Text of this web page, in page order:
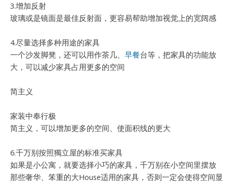
3.增加反射
玻璃或是镜面是最佳反射面，更容易帮助增加视觉上的宽阔感
4.尽量选择多种用途的家具
一个沙发脚凳，还可以用作茶几、 早餐台等，把家具的功能放
大，可以减少家具占用更多的空间
简主义
家装中奉行极
简主义，可以增加更多的空间、使面积线的更大
6.千万别按照獨立屋的标准买家具
如果是小公寓，就要选择小巧的家具，千万别在小空间里摆放
那些奢华、笨重的大House适用的家具，否则一定会使得空间显